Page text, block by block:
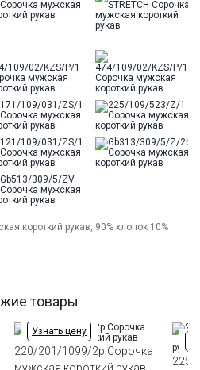
короткий рукав, 90% хлопок 10%
товары
Узнать цену
220/201/1099/2p Сорочка
225/